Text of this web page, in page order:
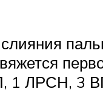
1 ЛРСН, 3